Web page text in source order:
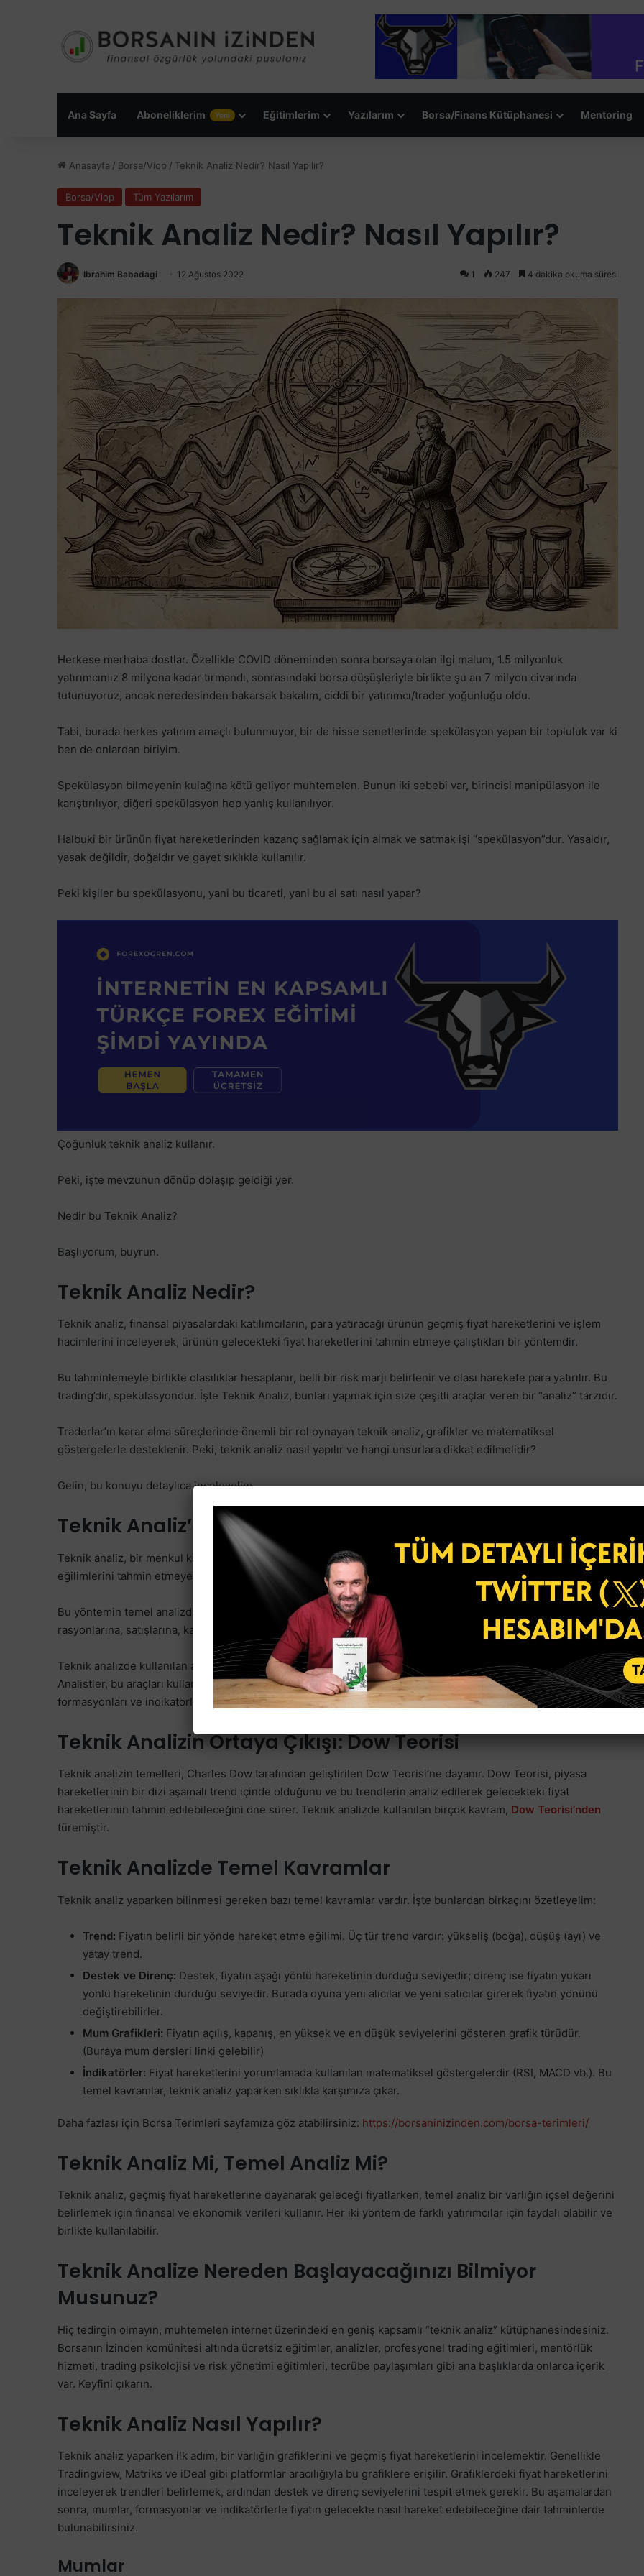
Ana Sayfa Aboneliklerim Yeni Eğitimlerim Yazılarım Borsa/Finans Kütüphanesi Mentoring
Anasayfa / Borsa/Viop / Teknik Analiz Nedir? Nasıl Yapılır?
Borsa/Viop Tüm Yazılarım
Teknik Analiz Nedir? Nasıl Yapılır?
Ibrahim Babadagi 12 Ağustos 2022 1 247 4 dakika okuma süresi
Herkese merhaba dostlar. Özellikle COVID döneminden sonra borsaya olan ilgi malum, 1.5 milyonluk
yatırımcımız 8 milyona kadar tırmandı, sonrasındaki borsa düşüşleriyle birlikte şu an 7 milyon civarında
tutunuyoruz, ancak neredesinden bakarsak bakalım, ciddi bir yatırımcı/trader yoğunluğu oldu.
Tabi, burada herkes yatırım amaçlı bulunmuyor, bir de hisse senetlerinde spekülasyon yapan bir topluluk var ki
ben de onlardan biriyim.
Spekülasyon bilmeyenin kulağına kötü geliyor muhtemelen. Bunun iki sebebi var, birincisi manipülasyon ile
karıştırılıyor, diğeri spekülasyon hep yanlış kullanılıyor.
Halbuki bir ürünün fiyat hareketlerinden kazanç sağlamak için almak ve satmak işi “spekülasyon”dur. Yasaldır,
yasak değildir, doğaldır ve gayet sıklıkla kullanılır.
Peki kişiler bu spekülasyonu, yani bu ticareti, yani bu al satı nasıl yapar?
Çoğunluk teknik analiz kullanır.
Peki, işte mevzunun dönüp dolaşıp geldiği yer.
Nedir bu Teknik Analiz?
Başlıyorum, buyrun.
Teknik Analiz Nedir?
Teknik analiz, finansal piyasalardaki katılımcıların, para yatıracağı ürünün geçmiş fiyat hareketlerini ve işlem
hacimlerini inceleyerek, ürünün gelecekteki fiyat hareketlerini tahmin etmeye çalıştıkları bir yöntemdir.
Bu tahminlemeyle birlikte olasılıklar hesaplanır, belli bir risk marjı belirlenir ve olası harekete para yatırılır. Bu
trading’dir, spekülasyondur. İşte Teknik Analiz, bunları yapmak için size çeşitli araçlar veren bir “analiz” tarzıdır.
Traderlar’ın karar alma süreçlerinde önemli bir rol oynayan teknik analiz, grafikler ve matematiksel
göstergelerle desteklenir. Peki, teknik analiz nasıl yapılır ve hangi unsurlara dikkat edilmelidir?
Gelin, bu konuyu detaylıca inceleyelim.
Teknik Analiz’e Başlarken
Teknik analiz, bir menkul kıymetin geçmiş fiyat hareketlerini ve işlem hacimlerini inceleyerek gelecekteki fiyat
eğilimlerini tahmin etmeye çalışan bir analiz yöntemidir demiştik.
Bu yöntemin temel analizden farkı şudur:Bu yöntemle ilgili menkulün finansal durumlarına, bilançosuna,
rasyonlarına, satışlarına, karına değil, yalnızca ve yalnızca piyasa verilerine odaklanırsınız.
Teknik analizde kullanılan araçlar arasında grafikler, göstergeler, formasyonlar ve fiyat hareketleri yer alır.
Analistler, bu araçları kullanarak trendleri, destek ve direnç seviyelerini, price action konseptlerini,
formasyonları ve indikatörleri yorumlayarak alım-satım kararları alırlar.
Teknik Analizin Ortaya Çıkışı: Dow Teorisi
Teknik analizin temelleri, Charles Dow tarafından geliştirilen Dow Teorisi’ne dayanır. Dow Teorisi, piyasa
hareketlerinin bir dizi aşamalı trend içinde olduğunu ve bu trendlerin analiz edilerek gelecekteki fiyat
hareketlerinin tahmin edilebileceğini öne sürer. Teknik analizde kullanılan birçok kavram, Dow Teorisi’nden
türemiştir.
Teknik Analizde Temel Kavramlar
Teknik analiz yaparken bilinmesi gereken bazı temel kavramlar vardır. İşte bunlardan birkaçını özetleyelim:
Trend: Fiyatın belirli bir yönde hareket etme eğilimi. Üç tür trend vardır: yükseliş (boğa), düşüş (ayı) ve
yatay trend.
Destek ve Direnç: Destek, fiyatın aşağı yönlü hareketinin durduğu seviyedir; direnç ise fiyatın yukarı
yönlü hareketinin durduğu seviyedir. Burada oyuna yeni alıcılar ve yeni satıcılar girerek fiyatın yönünü
değiştirebilirler.
Mum Grafikleri: Fiyatın açılış, kapanış, en yüksek ve en düşük seviyelerini gösteren grafik türüdür.
(Buraya mum dersleri linki gelebilir)
İndikatörler: Fiyat hareketlerini yorumlamada kullanılan matematiksel göstergelerdir (RSI, MACD vb.). Bu
temel kavramlar, teknik analiz yaparken sıklıkla karşımıza çıkar.
Daha fazlası için Borsa Terimleri sayfamıza göz atabilirsiniz: https://borsaninizinden.com/borsa-terimleri/
Teknik Analiz Mi, Temel Analiz Mi?
Teknik analiz, geçmiş fiyat hareketlerine dayanarak geleceği fiyatlarken, temel analiz bir varlığın içsel değerini
belirlemek için finansal ve ekonomik verileri kullanır. Her iki yöntem de farklı yatırımcılar için faydalı olabilir ve
birlikte kullanılabilir.
Teknik Analize Nereden Başlayacağınızı Bilmiyor
Musunuz?
Hiç tedirgin olmayın, muhtemelen internet üzerindeki en geniş kapsamlı “teknik analiz” kütüphanesindesiniz.
Borsanın İzinden komünitesi altında ücretsiz eğitimler, analizler, profesyonel trading eğitimleri, mentörlük
hizmeti, trading psikolojisi ve risk yönetimi eğitimleri, tecrübe paylaşımları gibi ana başlıklarda onlarca içerik
var. Keyfini çıkarın.
Teknik Analiz Nasıl Yapılır?
Teknik analiz yaparken ilk adım, bir varlığın grafiklerini ve geçmiş fiyat hareketlerini incelemektir. Genellikle
Tradingview, Matriks ve iDeal gibi platformlar aracılığıyla bu grafiklere erişilir. Grafiklerdeki fiyat hareketlerini
inceleyerek trendleri belirlemek, ardından destek ve direnç seviyelerini tespit etmek gerekir. Bu aşamalardan
sonra, mumlar, formasyonlar ve indikatörlerle fiyatın gelecekte nasıl hareket edebileceğine dair tahminlerde
bulunabilirsiniz.
Mumlar